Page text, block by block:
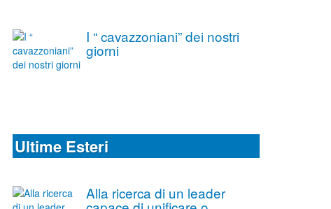
I “ cavazzoniani” dei nostri
giorni
Ultime Esteri
Alla ricerca di un leader